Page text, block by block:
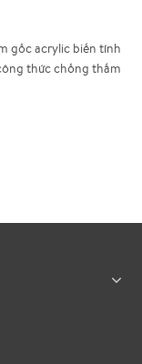
gốc acrylic biến tính
thức chống thấm